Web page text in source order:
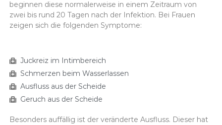
beginnen diese normalerweise in einem Zeitraum von
zwei bis rund 20 Tagen nach der Infektion. Bei Frauen
zeigen sich die folgenden Symptome:
Juckreiz im Intimbereich
Schmerzen beim Wasserlassen
Ausfluss aus der Scheide
Geruch aus der Scheide
Besonders auffällig ist der veränderte Ausfluss. Dieser hat